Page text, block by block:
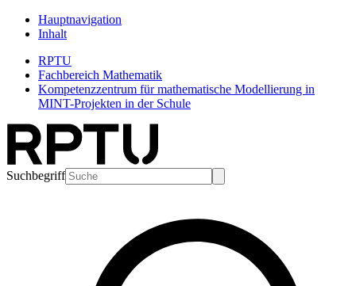
Hauptnavigation
Inhalt
RPTU
Fachbereich Mathematik
Kompetenzzentrum für mathematische Modellierung in
MINT-Projekten in der Schule
Suchbegriff